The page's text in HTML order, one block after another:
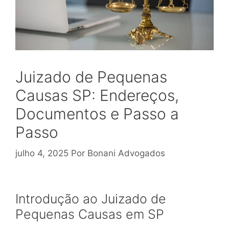
Juizado de Pequenas
Causas SP: Endereços,
Documentos e Passo a
Passo
julho 4, 2025 Por Bonani Advogados
Introdução ao Juizado de
Pequenas Causas em SP